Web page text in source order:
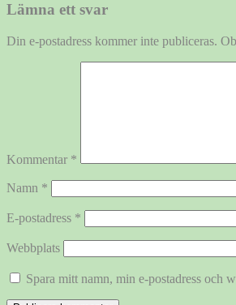
Lämna ett svar
Din e-postadress kommer inte publiceras.
Kommentar *
Namn *
E-postadress *
Webbplats
Spara mitt namn, min e-postadress och